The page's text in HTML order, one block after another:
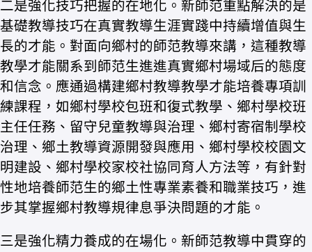
二是強化技巧把握的在地化。新師范重點解決的是
基礎教導技巧在真實教導生涯實踐中持續增值與生
長的才能。對面向鄉村的師范教導來講，這種教導
教學才能關系到師范生進進真實鄉村場域后的態度
和信念。應通過構建鄉村教導教學才能培養專項訓
練課程，如鄉村學校包班和復式教學、鄉村學校班
主任任務、留守兒童教導與治理、鄉村寄宿制學校
治理、鄉土教導資源開發與應用、鄉村學校校園文
明建設、鄉村學校家校社協同育人方法等，有針對
性地培養師范生的鄉土性專業素養和職業技巧，進
步其掌握鄉村教導規律息爭決問題的才能。
三是強化精力養成的在場化。新師范教導中貫穿的